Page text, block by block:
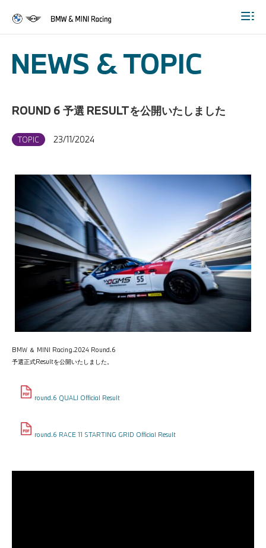
NEWS & TOPIC
ROUND 6 予選 RESULTを公開いたしました
TOPIC 23/11/2024
BMW ＆ MINI Racing.2024 Round.6
予選正式Resultを公開いたしました。
round.6 QUALI Official Result
round.6 RACE 11 STARTING GRID Official Result